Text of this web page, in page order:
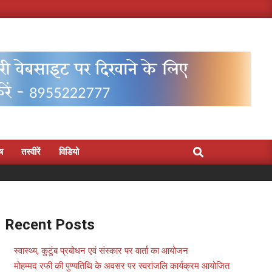
तस्वीरें विडियो Search
Recent Posts
स्वास्थ्य, कुटुंब प्रबोधन एवं संस्कार पर वार्ता का आयोजन
मोहम्मद रफी की पुण्यतिथि के अवसर पर स्वरांजलि कार्यक्रम आयोजित